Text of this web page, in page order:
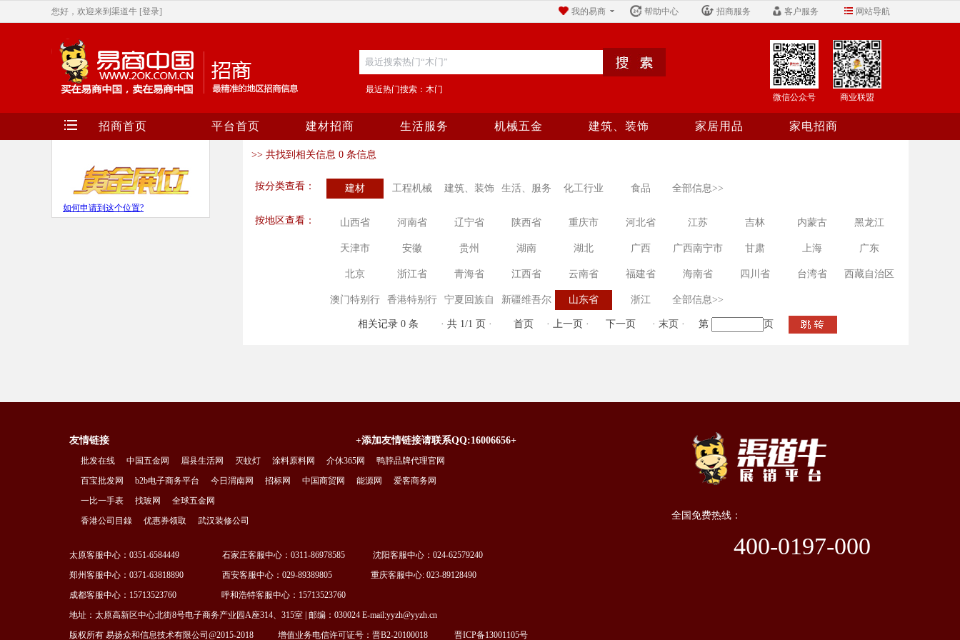
您好，欢迎来到渠道牛 [登录] 网站导航
客户服务
招商服务
帮助中心
我的易商
最近热门搜索：木门
商业联盟
微信公众号
招商首页 平台首页 建材招商 生活服务 机械五金 建筑、装饰 家居用品 家电招商
如何申请到这个位置?
>> 共找到相关信息 0 条信息
按分类查看： 建材 工程机械 建筑、装饰 生活、服务 化工行业 食品 全部信息>>
按地区查看： 山西省 河南省 辽宁省 陕西省 重庆市 河北省 江苏 吉林 内蒙古 黑龙江
天津市 安徽 贵州 湖南 湖北 广西 广西南宁市 甘肃 上海 广东
北京 浙江省 青海省 江西省 云南省 福建省 海南省 四川省 台湾省 西藏自治区
澳门特别行 香港特别行 宁夏回族自 新疆维吾尔 山东省 浙江 全部信息>>
相关记录 0 条 · 共 1/1 页 · 首页 · 上一页 · 下一页 · 末页 · 第 页
友情链接 +添加友情链接请联系QQ:16006656+
批发在线 中国五金网 眉县生活网 灭蚊灯 涂料原料网 介休365网
鸭脖品牌代理官网
百宝批发网
b2b电子商务平台 今日渭南网 招标网 中国商贸网 能源网
爱客商务网
一比一手表
找玻网
全球五金网
香港公司目錄
优惠券领取 武汉装修公司
太原客服中心：0351-6584449 石家庄客服中心：0311-86978585 沈阳客服中心：024-62579240
郑州客服中心：0371-63818890 西安客服中心：029-89389805 重庆客服中心: 023-89128490
成都客服中心：15713523760 呼和浩特客服中心：15713523760
地址：太原高新区中心北街8号电子商务产业园A座314、315室 | 邮编：030024 E-mail:yyzh@yyzh.cn
版权所有 易扬众和信息技术有限公司@2015-2018
增值业务电信许可证号：晋B2-20100018 晋ICP备13001105号
全国免费热线：
400-0197-000